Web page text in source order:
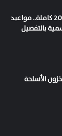
خريطة العام الدراسي الجديد 2027 كاملة.. مواعيد
بالتفصيل
الأسلحة